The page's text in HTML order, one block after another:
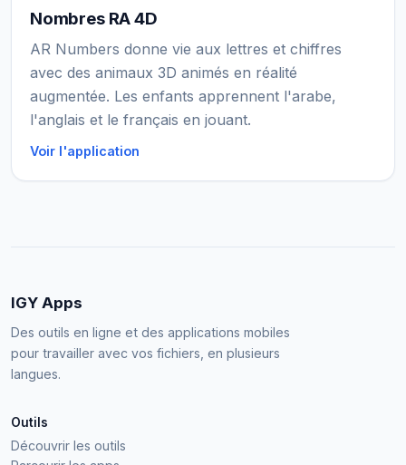
Nombres RA 4D
AR Numbers donne vie aux lettres et chiffres
avec des animaux 3D animés en réalité
augmentée. Les enfants apprennent l'arabe,
l'anglais et le français en jouant.
Voir l'application
IGY Apps
Des outils en ligne et des applications mobiles
pour travailler avec vos fichiers, en plusieurs
langues.
Outils
Découvrir les outils